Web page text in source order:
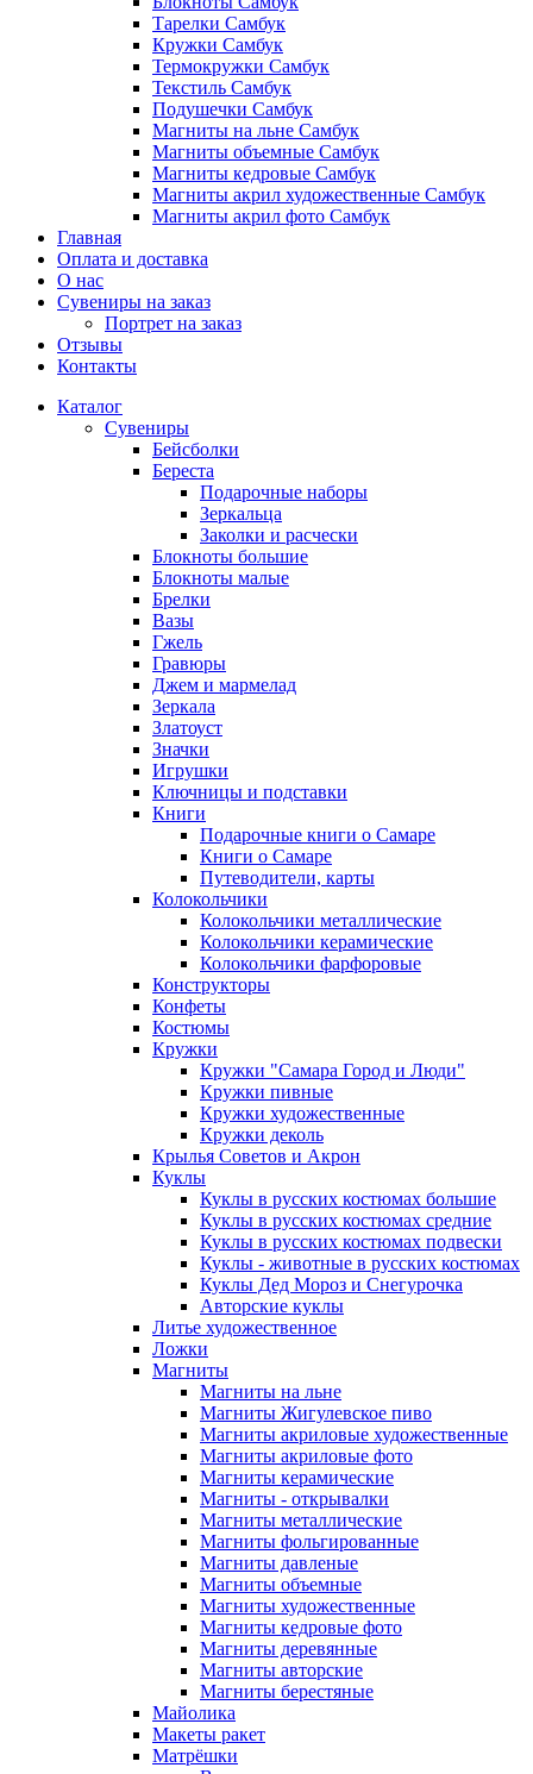
Тарелки Самбук
Кружки Самбук
Термокружки Самбук
Текстиль Самбук
Подушечки Самбук
Магниты на льне Самбук
Магниты объемные Самбук
Магниты кедровые Самбук
Магниты акрил художественные Самбук
Магниты акрил фото Самбук
Главная
Оплата и доставка
О нас
Сувениры на заказ
Портрет на заказ
Отзывы
Контакты
Каталог
Сувениры
Бейсболки
Береста
Подарочные наборы
Зеркальца
Заколки и расчески
Блокноты большие
Блокноты малые
Брелки
Вазы
Гжель
Гравюры
Джем и мармелад
Зеркала
Златоуст
Значки
Игрушки
Ключницы и подставки
Книги
Подарочные книги о Самаре
Книги о Самаре
Путеводители, карты
Колокольчики
Колокольчики металлические
Колокольчики керамические
Колокольчики фарфоровые
Конструкторы
Конфеты
Костюмы
Кружки
Кружки "Самара Город и Люди"
Кружки пивные
Кружки художественные
Кружки деколь
Крылья Советов и Акрон
Куклы
Куклы в русских костюмах большие
Куклы в русских костюмах средние
Куклы в русских костюмах подвески
Куклы - животные в русских костюмах
Куклы Дед Мороз и Снегурочка
Авторские куклы
Литье художественное
Ложки
Магниты
Магниты на льне
Магниты Жигулевское пиво
Магниты акриловые художественные
Магниты акриловые фото
Магниты керамические
Магниты - открывалки
Магниты металлические
Магниты фольгированные
Магниты давленые
Магниты объемные
Магниты художественные
Магниты кедровые фото
Магниты деревянные
Магниты авторские
Магниты берестяные
Майолика
Макеты ракет
Матрёшки